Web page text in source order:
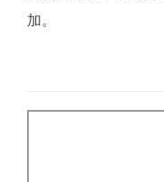
加。